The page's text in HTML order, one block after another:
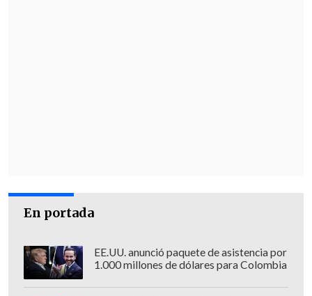
En portada
EE.UU. anunció paquete de asistencia por
1.000 millones de dólares para Colombia